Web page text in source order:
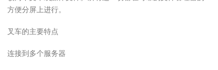
方便分屏上进行。
叉车的主要特点
连接到多个服务器